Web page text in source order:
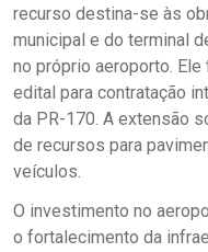
recurso destina-se às
municipal e do terminal
no próprio aeroporto. Ele
edital para contratação
da PR-170. A extensão
de recursos para
veículos.
O investimento no
o fortalecimento da